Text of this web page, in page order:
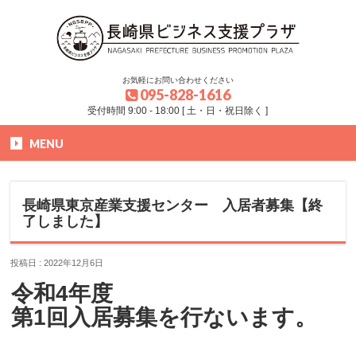
お気軽にお問い合わせください
095-828-1616
受付時間 9:00 - 18:00 [ 土・日・祝日除く ]
MENU
長崎県東京産業支援センター 入居者募集【終
了しました】
投稿日 : 2022年12月6日
令和4年度
第1回入居募集を行ないます。